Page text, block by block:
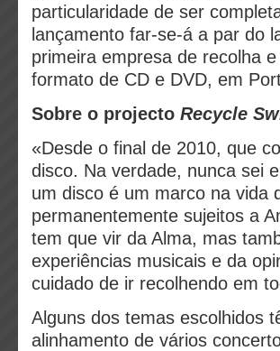
particularidade de ser
lançamento far-se-á a par do
primeira empresa de recolha
formato de CD e DVD, em
Sobre o projecto Recycle
«Desde o final de 2010, que
disco. Na verdade, nunca sei
um disco é um marco na vida
permanentemente sujeitos a
tem que vir da Alma, mas
experiências musicais e da
cuidado de ir recolhendo em
Alguns dos temas escolhidos
alinhamento de vários